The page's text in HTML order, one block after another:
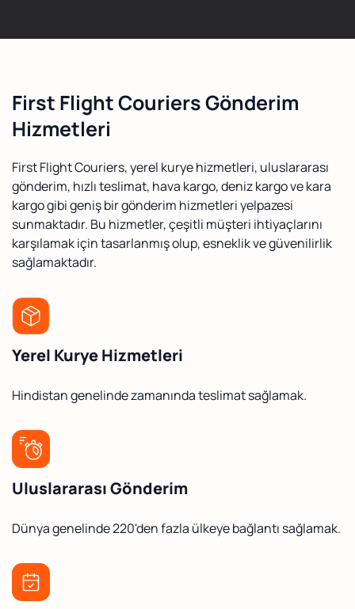
First Flight Couriers Gönderim
Hizmetleri
First Flight Couriers, yerel kurye hizmetleri, uluslararası
gönderim, hızlı teslimat, hava kargo, deniz kargo ve kara
kargo gibi geniş bir gönderim hizmetleri yelpazesi
sunmaktadır. Bu hizmetler, çeşitli müşteri ihtiyaçlarını
karşılamak için tasarlanmış olup, esneklik ve güvenilirlik
sağlamaktadır.
Yerel Kurye Hizmetleri
Hindistan genelinde zamanında teslimat sağlamak.
Uluslararası Gönderim
Dünya genelinde 220'den fazla ülkeye bağlantı sağlamak.